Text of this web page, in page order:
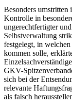
Besonders umstritten
Kontrolle in
ungerechtfertigter
Selbstverwaltung
festgelegt, in
kommen solle,
GKV-
sich bei der
relevante
als falsch